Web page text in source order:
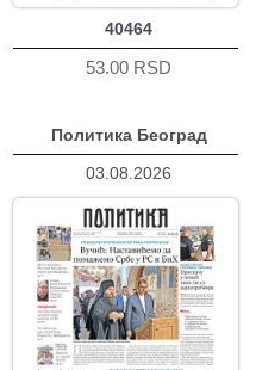
40464
53.00 RSD
Политика Београд
03.08.2026